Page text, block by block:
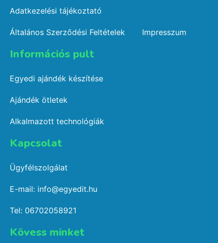
Adatkezelési tájékoztató
Általános Szerződési Feltételek Impresszum
Információs pult​
Egyedi ajándék készítése
Ajándék ötletek
Alkalmazott technológiák
Kapcsolat​
Ügyfélszolgálat
E-mail: info@egyedit.hu
Tel: 06702058921
Kövess minket